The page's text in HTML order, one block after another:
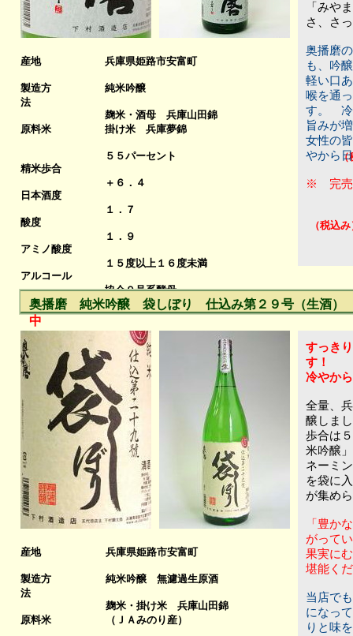
（
産地
製造方
法
原料米
精米歩合
日本酒度
酸度
アミノ酸度
アルコール
酵母
兵庫県姫路市安富町
純米吟醸
麹米・酒母 兵庫山田錦
掛け米 兵庫夢錦
５５パーセント
＋６．４
１．７
１．９
１５度以上１６度未満
協会９号系酵母
（税込
「みや
さ、さ
奥播磨
も、吟
軽い口
喉を通
す。 冷
旨みが
女性の
やから
※ 完売
奥播磨 純米吟醸 袋しぼり 仕込み第２９号（生酒）
中
すっき
す！
冷やか
全量、
醸しま
歩合は
米吟醸
ネーミ
を袋に
が集め
「豊か
がって
果実に
堪能く
当店で
になっ
りと味
産地
製造方
法
原料米
兵庫県姫路市安富町
純米吟醸 無濾過生原酒
麹米・ 掛け米 兵庫山田錦
（ＪＡみのり産）